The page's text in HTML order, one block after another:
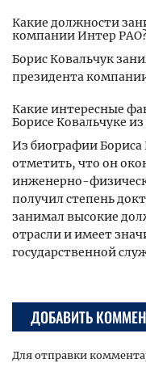
Какие должности
компании Интер
Борис Ковальчук
президента
Какие интересные
Борисе Ковальчуке
Из биографии Бориса
отметить, что он
инженерно-
получил степень
занимал высокие
отрасли и имеет
государственной
ДОБАВИТЬ
Для отправки